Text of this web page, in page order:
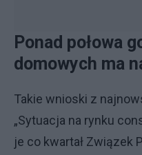
Ponad połowa
domowych ma
Takie wnioski z
„Sytuacja na rynku
je co kwartał Związek